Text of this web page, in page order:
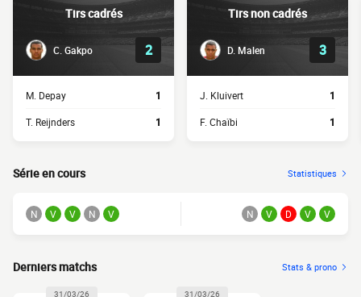
Tirs cadrés
C. Gakpo 2
M. Depay 1
T. Reijnders 1
Tirs non cadrés
D. Malen 3
J. Kluivert 1
F. Chaïbi 1
Série en cours Statistiques
N V V N V N V D V V
Derniers matchs Stats & prono
31/03/26 31/03/26